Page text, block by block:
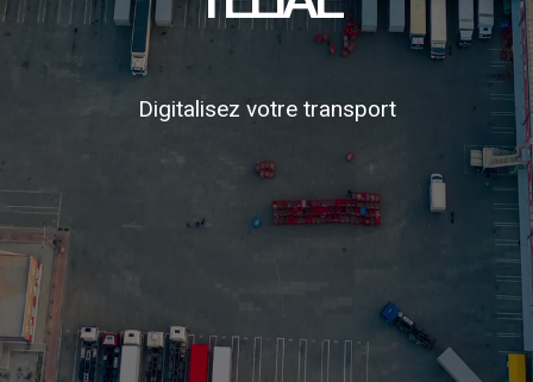
Digitalisez votre transport